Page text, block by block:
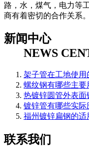
路，水，煤气，电力等
商有着密切的合作关系。
新闻中心
NEWS
架子管在工地使
螺纹钢有哪些主要
热镀锌圆管外表面
镀锌管有哪些实际
福州镀锌扁钢的适
联系我们